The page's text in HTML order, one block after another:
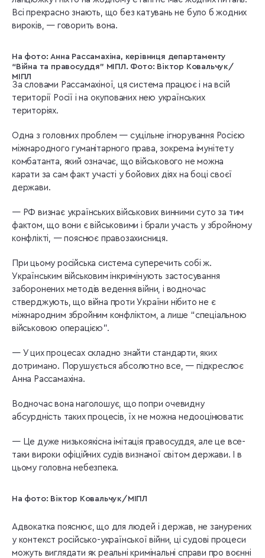
Всі прекрасно знають, що без катувань не було б жодних
вироків, — говорить вона.
На фото: Анна Рассамахіна, керівниця департаменту
“Війна та правосуддя” МІПЛ. Фото: Віктор Ковальчук/
МІПЛ
За словами Рассамахіної, ця система працює і на всій
території Росії і на окупованих нею українських
територіях.
Одна з головних проблем — суцільне ігнорування Росією
міжнародного гуманітарного права, зокрема імунітету
комбатанта, який означає, що військового не можна
карати за сам факт участі у бойових діях на боці своєї
держави.
— РФ визнає українських військових винними суто за тим
фактом, що вони є військовими і брали участь у збройному
конфлікті, — пояснює правозахисниця.
При цьому російська система суперечить собі ж.
Українським військовим інкримінують застосування
заборонених методів ведення війни, і водночас
стверджують, що війна проти України нібито не є
міжнародним збройним конфліктом, а лише “спеціальною
військовою операцією”.
— У цих процесах складно знайти стандарти, яких
дотримано. Порушується абсолютно все, — підкреслює
Анна Рассамахіна.
Водночас вона наголошує, що попри очевидну
абсурдність таких процесів, їх не можна недооцінювати:
— Це дуже низькоякісна імітація правосуддя, але це все-
таки вироки офіційних судів визнаної світом держави. І в
цьому головна небезпека.
На фото: Віктор Ковальчук/МІПЛ
Адвокатка пояснює, що для людей і держав, не занурених
у контекст російсько-української війни, ці судові процеси
можуть виглядати як реальні кримінальні справи про воєнні